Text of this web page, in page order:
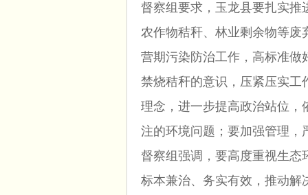
督察组要求，玉龙县要扎实推
农作物秸秆、林业剩余物等废
营期污染防治工作，高标准做
禁烧秸秆的意识，压紧压实工
理念，进一步提高政治站位，
注的环境问题；要加强管理，
督察组强调，要高度重视生态
标本兼治、务实有效，推动解